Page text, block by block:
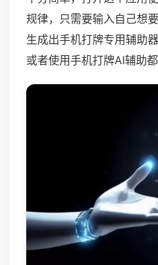
规律，只需要输入自己想
生成出手机打牌专用辅助
或者使用手机打牌AI辅助都